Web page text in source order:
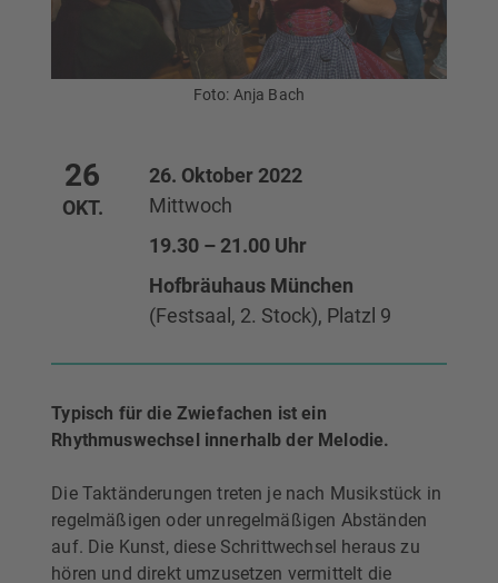
Foto: Anja Bach
26
OKT.
26. Oktober 2022
Mittwoch
19.30 – 21.00 Uhr
Hofbräuhaus München
(Festsaal, 2. Stock), Platzl 9
Typisch für die Zwiefachen ist ein
Rhythmuswechsel innerhalb der Melodie.
Die Taktänderungen treten je nach Musikstück in
regelmäßigen oder unregelmäßigen Abständen
auf. Die Kunst, diese Schrittwechsel heraus zu
hören und direkt umzusetzen vermittelt die